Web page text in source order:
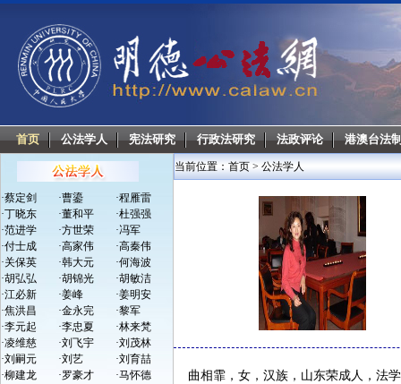
首页 公法学人 宪法研究 行政法研究 法政评论 港澳台法
·蔡定剑 ·曹鎏 ·程雁雷
·丁晓东 ·董和平 ·杜强强
·范进学 ·方世荣 ·冯军
·付士成 ·高家伟 ·高秦伟
·关保英 ·韩大元 ·何海波
·胡弘弘 ·胡锦光 ·胡敏洁
·江必新 ·姜峰 ·姜明安
·焦洪昌 ·金永完 ·黎军
·李元起 ·李忠夏 ·林来梵
·凌维慈 ·刘飞宇 ·刘茂林
·刘嗣元 ·刘艺 ·刘育喆
·柳建龙 ·罗豪才 ·马怀德
当前位置： 首页 > 公法学人
曲相霏，女，汉族，山东荣成人，法